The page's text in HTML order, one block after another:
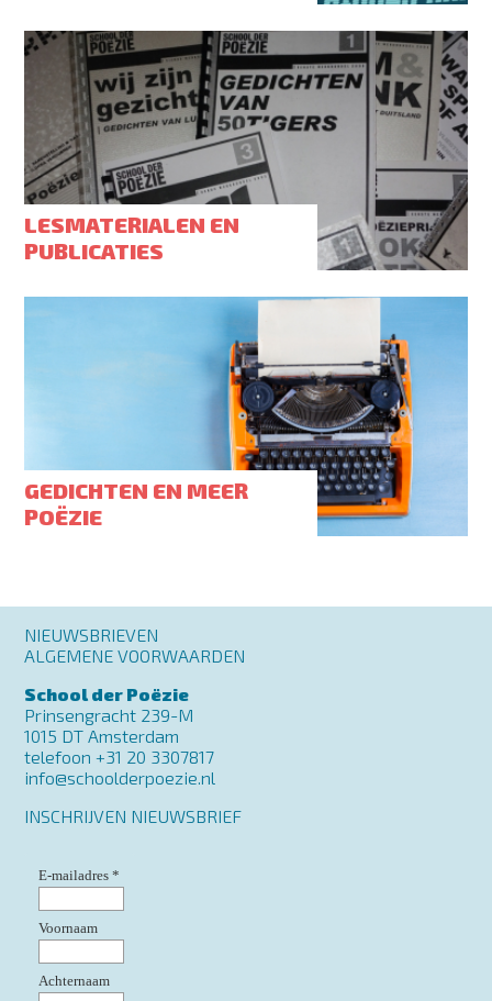
LESMATERIALEN EN
PUBLICATIES
GEDICHTEN EN MEER
POËZIE
Footer
menu
NIEUWSBRIEVEN
ALGEMENE VOORWAARDEN
School der Poëzie
Prinsengracht 239-M
1015 DT Amsterdam
telefoon +31 20 3307817
info@schoolderpoezie.nl
INSCHRIJVEN NIEUWSBRIEF